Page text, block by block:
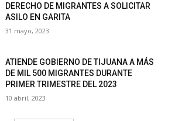
DERECHO DE MIGRANTES A SOLICITAR
ASILO EN GARITA
31 mayo, 2023
ATIENDE GOBIERNO DE TIJUANA A MÁS
DE MIL 500 MIGRANTES DURANTE
PRIMER TRIMESTRE DEL 2023
10 abril, 2023